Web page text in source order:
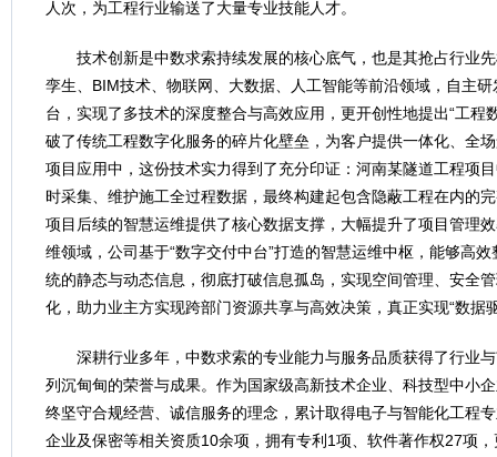
人次，为工程行业输送了大量专业技能人才。
技术创新是中数求索持续发展的核心底气，也是其抢占行业
孪生、BIM技术、物联网、大数据、人工智能等前沿领域，自主
台，实现了多技术的深度整合与高效应用，更开创性地提出“工程
破了传统工程数字化服务的碎片化壁垒，为客户提供一体化、全
项目应用中，这份技术实力得到了充分印证：河南某隧道工程项
时采集、维护施工全过程数据，最终构建起包含隐蔽工程在内的
项目后续的智慧运维提供了核心数据支撑，大幅提升了项目管理
维领域，公司基于“数字交付中台”打造的智慧运维中枢，能够高
统的静态与动态信息，彻底打破信息孤岛，实现空间管理、安全
化，助力业主方实现跨部门资源共享与高效决策，真正实现“数据
深耕行业多年，中数求索的专业能力与服务品质获得了行业
列沉甸甸的荣誉与成果。作为国家级高新技术企业、科技型中小
终坚守合规经营、诚信服务的理念，累计取得电子与智能化工程
企业及保密等相关资质10余项，拥有专利1项、软件著作权27项